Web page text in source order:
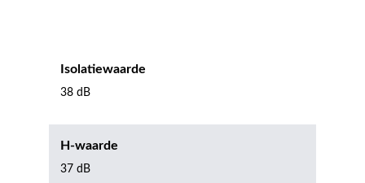
Isolatiewaarde
38 dB
H-waarde
37 dB